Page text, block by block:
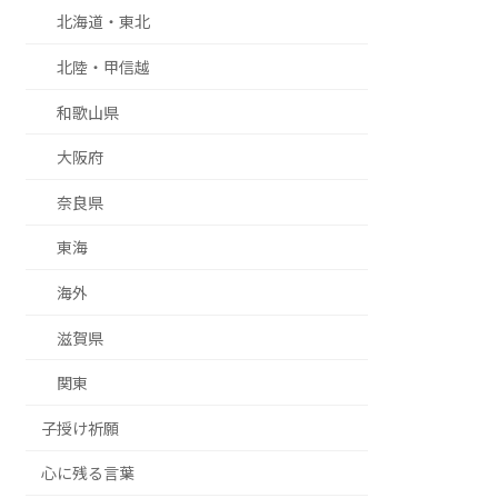
北海道・東北
北陸・甲信越
和歌山県
大阪府
奈良県
東海
海外
滋賀県
関東
子授け祈願
心に残る言葉